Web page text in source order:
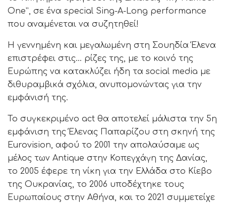
One”, σε ένα special Sing-A-Long performance
που αναμένεται να συζητηθεί!
Η γεννημένη και μεγαλωμένη στη Σουηδία Έλενα
επιστρέφει στις… ρίζες της, με το κοινό της
Ευρώπης να κατακλύζει ήδη τα social media με
διθυραμβικά σχόλια, ανυπομονώντας για την
εμφάνισή της.
Το συγκεκριμένο act θα αποτελεί μάλιστα την 5η
εμφάνιση της Έλενας Παπαρίζου στη σκηνή της
Eurovision, αφού το 2001 την απολαύσαμε ως
μέλος των Antique στην Κοπεγχάγη της Δανίας,
το 2005 έφερε τη νίκη για την Ελλάδα στο Κίεβο
της Ουκρανίας, το 2006 υποδέχτηκε τους
Ευρωπαίους στην Αθήνα, και το 2021 συμμετείχε